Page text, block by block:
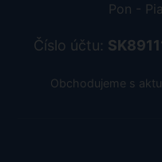
Pon -
Číslo účtu:
Obchodujeme s